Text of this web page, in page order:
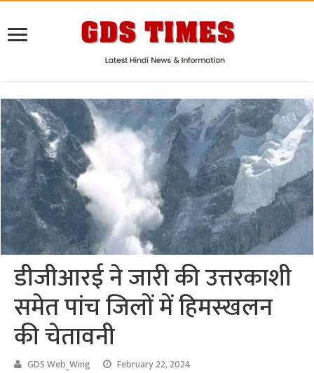
डीजीआरई ने जारी की उत्तरकाशी
समेत पांच जिलों में हिमस्खलन
की चेतावनी
GDS Web_Wing February 22, 2024